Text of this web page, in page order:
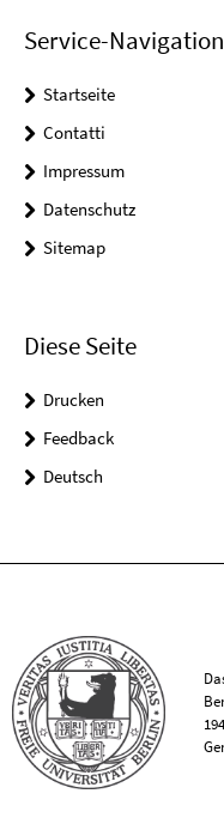
Service-Navigation
Startseite
Contatti
Impressum
Datenschutz
Sitemap
Diese Seite
Drucken
Feedback
Deutsch